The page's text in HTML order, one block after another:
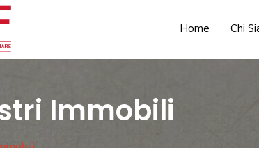
Home Chi
Immobili